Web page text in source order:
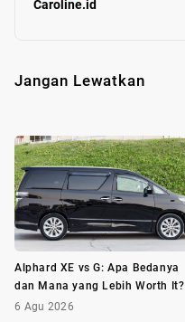
Caroline.id
Jangan Lewatkan
Alphard XE vs G: Apa Bedanya
dan Mana yang Lebih Worth It?
6 Agu 2026